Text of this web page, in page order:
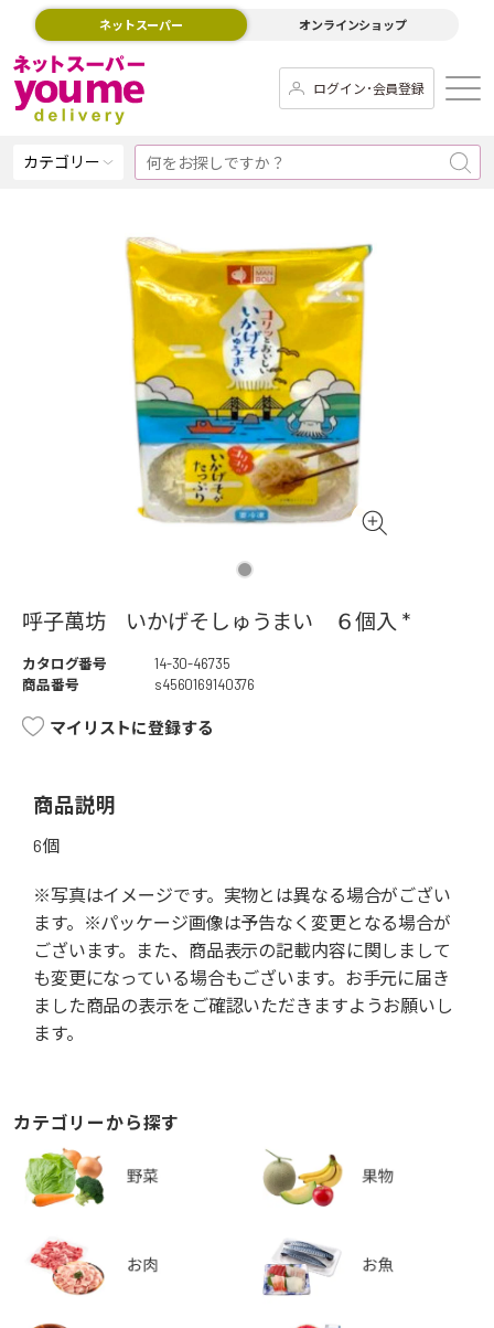
ネットスーパー オンラインショップ
ログイン･会員登録
カテゴリー
呼子萬坊 いかげそしゅうまい ６個入 *
カタログ番号
14-30-46735
商品番号
s4560169140376
マイリストに登録する
商品説明
6個
※写真はイメージです。実物とは異なる場合がござい
ます。※パッケージ画像は予告なく変更となる場合が
ございます。また、商品表示の記載内容に関しまして
も変更になっている場合もございます。お手元に届き
ました商品の表示をご確認いただきますようお願いし
ます。
カテゴリーから探す